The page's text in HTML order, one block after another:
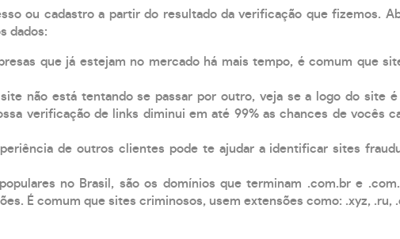
ou cadastro a partir do resultado da verificação que fizemos.
dados:
que já estejam no mercado há mais tempo, é comum que
não está tentando se passar por outro, veja se a logo do site é
verificação de links diminui em até 99% as chances de vocês
de outros clientes pode te ajudar a identificar sites
no Brasil, são os domínios que terminam .com.br e
É comum que sites criminosos, usem extensões como: .xyz, .ru,